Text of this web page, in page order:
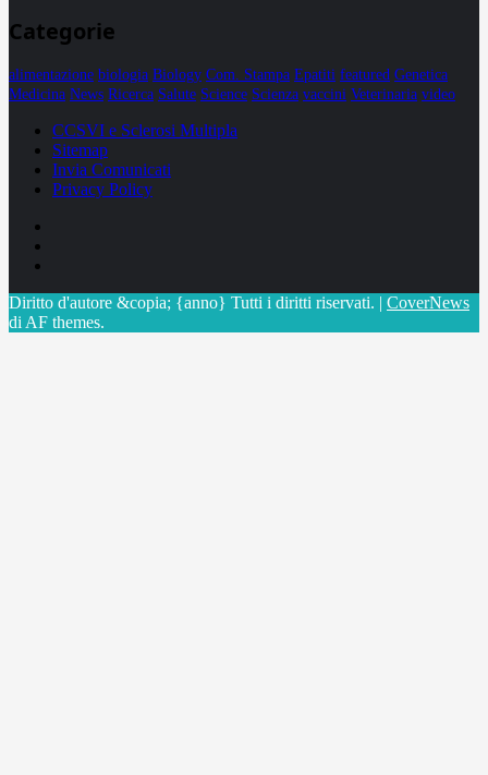
Categorie
alimentazione biologia Biology Com. Stampa Epatiti featured Genetica
Medicina News Ricerca Salute Science Scienza vaccini Veterinaria video
CCSVI e Sclerosi Multipla
Sitemap
Invia Comunicati
Privacy Policy
Diritto d'autore &copia; {anno} Tutti i diritti riservati. | CoverNews
di AF themes.